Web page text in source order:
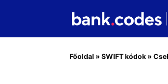
Főoldal » SWIFT kódok »